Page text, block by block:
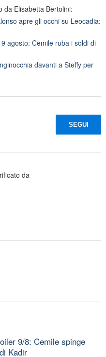
da Elisabetta Bertolini:
apre gli occhi su Leocadia:
agosto: Cemile ruba i soldi di
davanti a Steffy per
SEGUI
da
9/8: Cemile spinge
Kadir